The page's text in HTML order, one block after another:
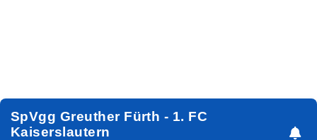
SpVgg Greuther Fürth - 1. FC
Kaiserslautern